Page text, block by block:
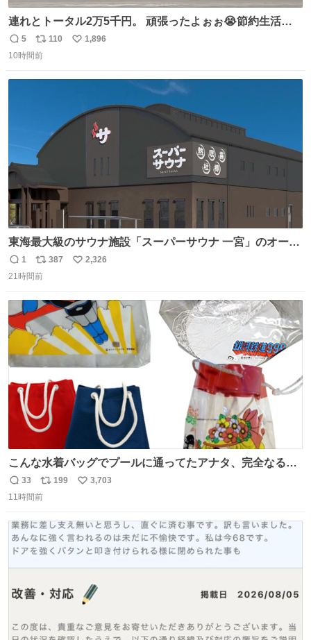
連れとトータル2万5千円。 頑張ったよぉぉ😭節約生活の
始まり。笑
返
信
5
リ
ポ
110
い
1,896
10時間前
東海最大級のサウナ施設「スーパーサウナ 一宮」のオープ
ン日が2026年9月8日に決定‼️ 5種類の本格サウナや4種類の
⽔⾵呂、約50名が同時に休息できる休憩スペースなど、男
😍😍😍 ⬇️詳細ページ⬇️ supersento.com/chubu/aichi/ic…
返
信
1
リ
ポ
ト
数
387
い
数
2,326
21時間前
こんな水着バッグでプールに通ってたアナタ、完全なる同
世代（笑） #70年代 #80年代 #昭和レトロ
返
信
33
リ
ポ
ト
数
199
い
数
3,703
11時間前